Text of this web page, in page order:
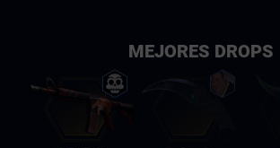
MEJORES DROPS